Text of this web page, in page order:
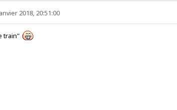
2018, 20:51:00
train"